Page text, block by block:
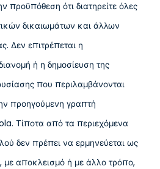
προϋπόθεση ότι διατηρείτε όλες
δικαιωμάτων και άλλων
Δεν επιτρέπεται η
ή η δημοσίευση της
που περιλαμβάνονται
προηγούμενη γραπτή
Τίποτα από τα περιεχόμενα
δεν πρέπει να ερμηνεύεται ως
αποκλεισμό ή με άλλο τρόπο,